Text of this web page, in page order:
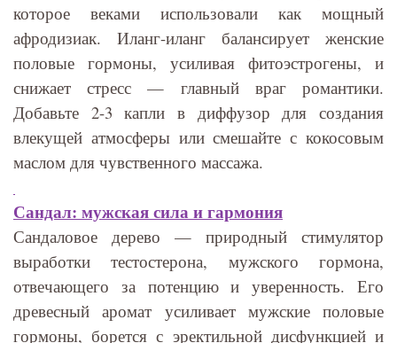
которое веками использовали как мощный
афродизиак. Иланг-иланг балансирует женские
половые гормоны, усиливая фитоэстрогены, и
снижает стресс — главный враг романтики.
Добавьте 2-3 капли в диффузор для создания
влекущей атмосферы или смешайте с кокосовым
маслом для чувственного массажа.
Сандал: мужская сила и гармония
Сандаловое дерево — природный стимулятор
выработки тестостерона, мужского гормона,
отвечающего за потенцию и уверенность. Его
древесный аромат усиливает мужские половые
гормоны, борется с эректильной дисфункцией и